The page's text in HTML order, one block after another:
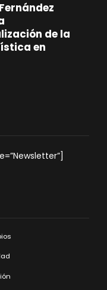
de la
en